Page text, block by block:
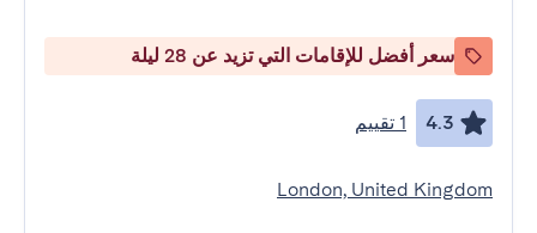
سعر أفضل للإقامات التي تزيد عن 28 ليلة
4.3 1 تقييم
London, United Kingdom